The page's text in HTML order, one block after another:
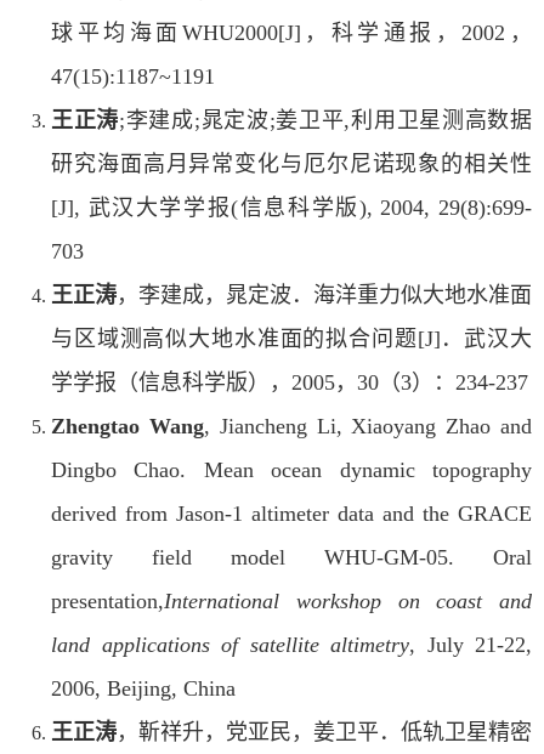
球平均海面WHU2000[J]，科学通报，2002，
47(15):1187~1191
王正涛;李建成;晁定波;姜卫平,利用卫星测高数据
研究海面高月异常变化与厄尔尼诺现象的相关性
[J], 武汉大学学报(信息科学版), 2004, 29(8):699-
703
王正涛，李建成，晁定波．海洋重力似大地水准面
与区域测高似大地水准面的拟合问题[J]．武汉大
学学报（信息科学版），2005，30（3）：234-237
Zhengtao Wang, Jiancheng Li, Xiaoyang Zhao and
Dingbo Chao. Mean ocean dynamic topography
derived from Jason-1 altimeter data and the GRACE
gravity field model WHU-GM-05. Oral
presentation,International workshop on coast and
land applications of satellite altimetry, July 21-22,
2006, Beijing, China
王正涛，靳祥升，党亚民，姜卫平．低轨卫星精密